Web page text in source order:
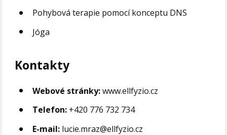
Pohybová terapie pomocí konceptu DNS
Jóga
Kontakty
Webové stránky:www.ellfyzio.cz
Telefon: +420 776 732 734
E-mail: lucie.mraz@ellfyzio.cz